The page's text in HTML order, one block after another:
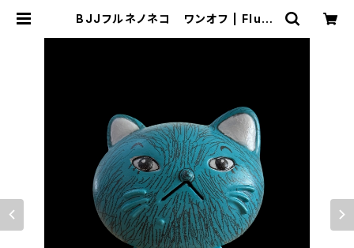
BJJフルネノネコ ワンオフ | Flune